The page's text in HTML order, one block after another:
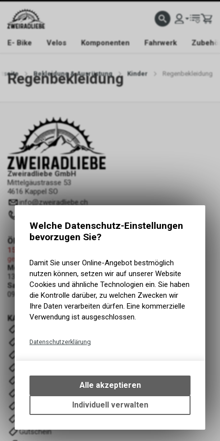
E- Bike Velos Komponenten Fahrwerk
Bekleidung & Ausrüstung Kinder Regenbekleidung
Regenbekleidung
Zweiradliebe GmbH
Mittelgäustrasse 53
4616 Kappel SO
info@zweiradliebe.ch
KATEGORIEN
Velos
Wartung/Reinigung
Bekleidung & Ausrüstung
Gutschein
ÖFFNUNGSZEITEN
15.08.2026 (Mariä Himmelfahrt)
geschlossen
Montag - Freitag
13:00 - 19:00 Uhr
Samstag
09:00 - 12:00 Uhr
Welche Datenschutz-Einstellungen
bevorzugen Sie?
Damit Sie unser Online-Angebot bestmöglich
nutzen können, setzen wir auf unserer Website
Cookies und ähnliche Technologien ein. Sie haben
die Kontrolle darüber, zu welchen Zwecken wir
Ihre Daten verarbeiten dürfen. Eine kommerzielle
Verwendung ist ausgeschlossen.
Datenschutzerklärung
bestimmte Interaktionen und
Einstellungen auf Ihrem Gerät,
um die grundlegenden
Funktionen unseres Online-
Alle akzeptieren
Individuell verwalten